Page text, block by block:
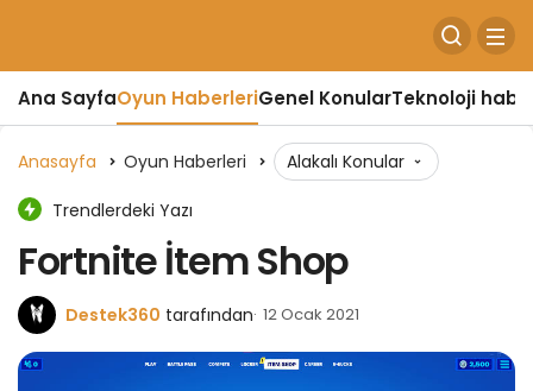
Ana SayfaOyun HaberleriGenel KonularTeknoloji
Anasayfa Oyun Haberleri Alakalı Konular
Trendlerdeki Yazı
Fortnite İtem Shop
Destek360 tarafından 12 Ocak 2021